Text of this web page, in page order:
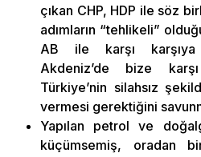
çıkan CHP, HDP ile söz
adımların “tehlikeli”
AB ile karşı karşıya
Akdeniz’de bize
Türkiye’nin silahsız
vermesi gerektiğini
Yapılan petrol ve
küçümsemiş, oradan bir